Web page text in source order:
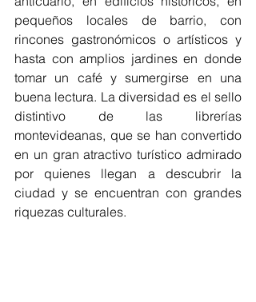
pequeños locales de barrio, con
rincones gastronómicos o artísticos y
hasta con amplios jardines en donde
tomar un café y sumergirse en una
buena lectura. La diversidad es el sello
distintivo de las librerías
montevideanas, que se han convertido
en un gran atractivo turístico admirado
por quienes llegan a descubrir la
ciudad y se encuentran con grandes
riquezas culturales.